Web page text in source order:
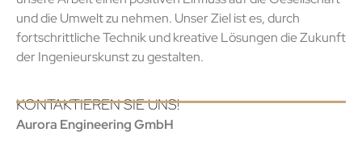
und die Umwelt zu nehmen. Unser Ziel ist es, durch
fortschrittliche Technik und kreative Lösungen die Zukunft
der Ingenieurskunst zu gestalten.
KONTAKTIEREN SIE UNS!
Aurora Engineering GmbH